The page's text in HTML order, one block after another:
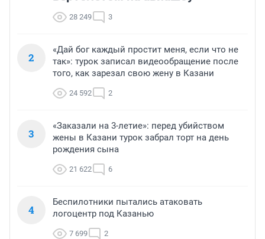
28 249 3
2
«Дай бог каждый простит меня, если что не
так»: турок записал видеообращение после
того, как зарезал свою жену в Казани
24 592 2
3
«Заказали на 3-летие»: перед убийством
жены в Казани турок забрал торт на день
рождения сына
21 622 6
4
Беспилотники пытались атаковать
логоцентр под Казанью
7 699 2